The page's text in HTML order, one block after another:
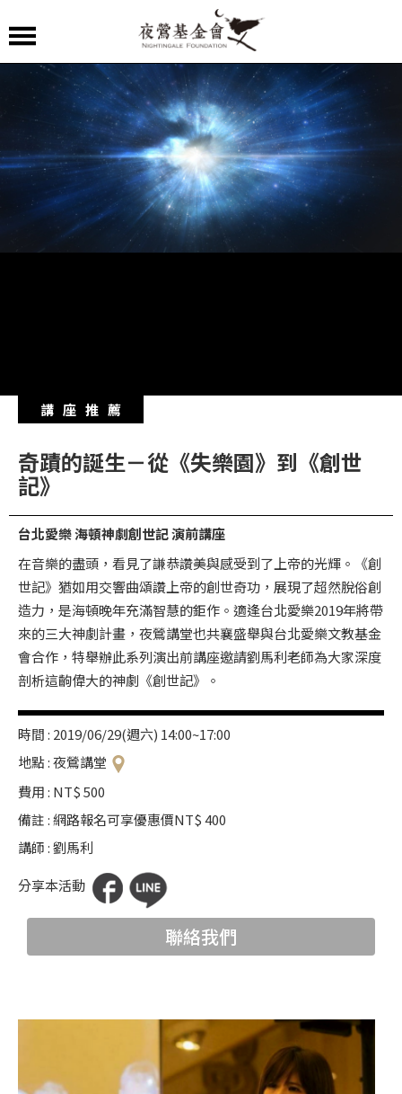
夜
鶯
嚴
選
夜
鶯
華
納
圖
書
館
講
師
與
藝
術
家
夜
鶯
百
科
鶯
出
息
講座推薦
奇蹟的誕生－從《失樂園》到《創世
記》
台北愛樂 海頓神劇創世記 演前講座
在音樂的盡頭，看見了謙恭讚美與感受到了上帝的光輝。《創
世記》猶如用交響曲頌讚上帝的創世奇功，展現了超然脫俗創
造力，是海頓晚年充滿智慧的鉅作。適逢台北愛樂2019年將帶
來的三大神劇計畫，夜鶯講堂也共襄盛舉與台北愛樂文教基金
會合作，特舉辦此系列演出前講座邀請劉馬利老師為大家深度
剖析這齣偉大的神劇《創世記》。
時間 : 2019/06/29(週六) 14:00~17:00
地點 : 夜鶯講堂
費用 : NT$ 500
備註 : 網路報名可享優惠價NT$ 400
講師 : 劉馬利
分享本活動
聯絡我們